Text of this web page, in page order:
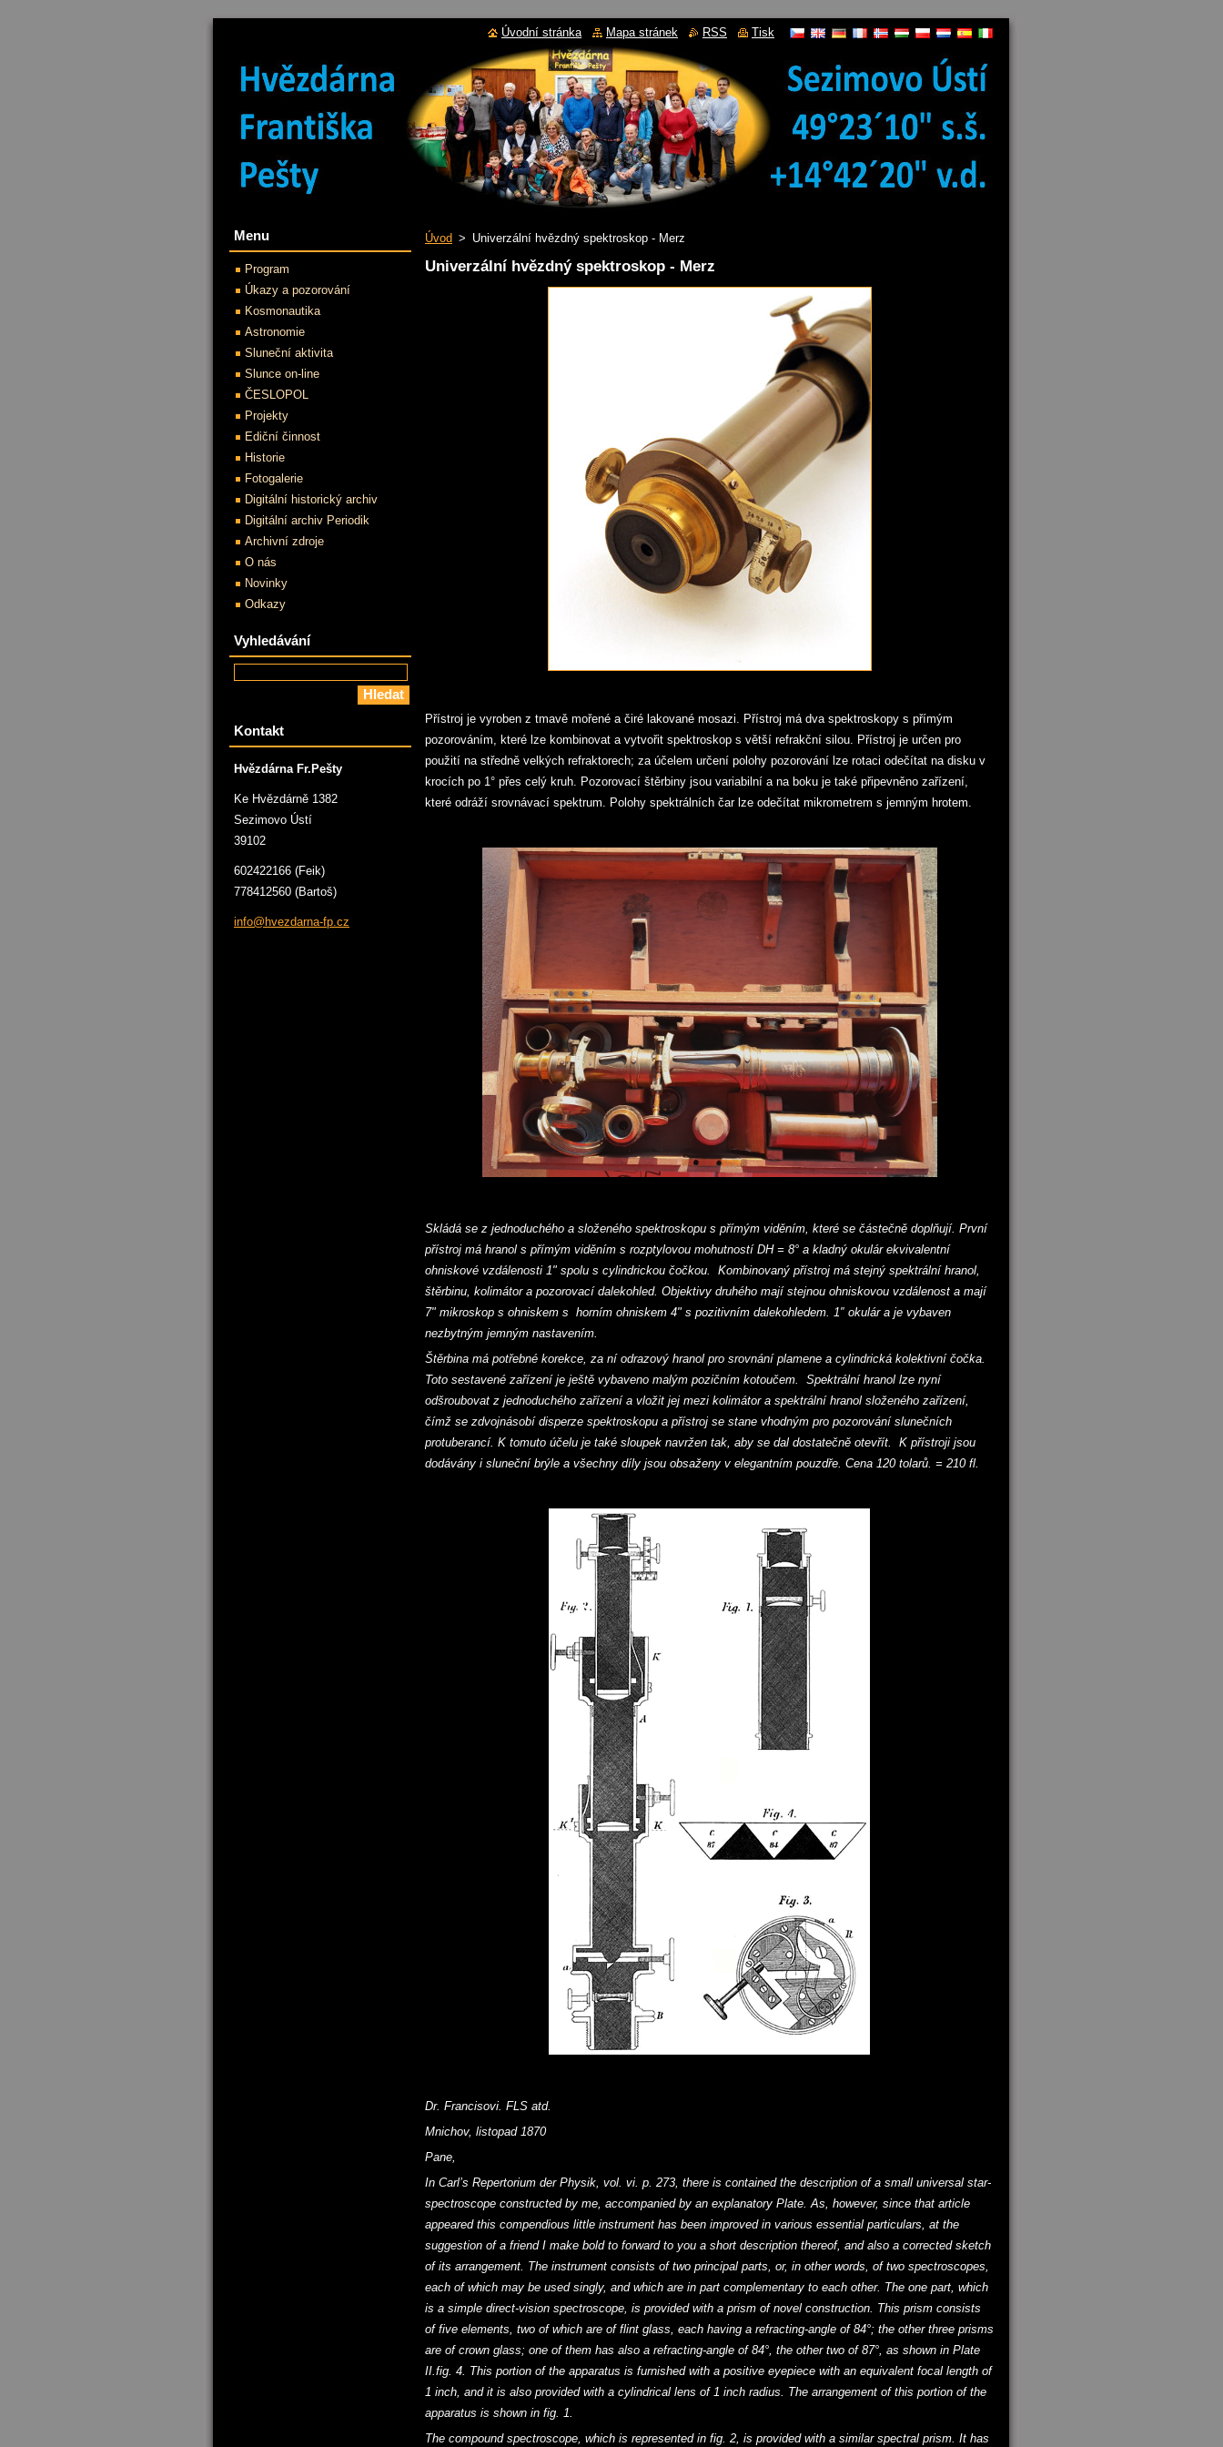
Úvod > Univerzální hvězdný spektroskop - Merz
Univerzální hvězdný spektroskop - Merz
Přístroj je vyroben z tmavě mořené a čiré lakované mosazi. Přístroj má dva spektroskopy s přímým
pozorováním, které lze kombinovat a vytvořit spektroskop s větší refrakční silou. Přístroj je určen pro
použití na středně velkých refraktorech; za účelem určení polohy pozorování lze rotaci odečítat na disku v
krocích po 1° přes celý kruh. Pozorovací štěrbiny jsou variabilní a na boku je také připevněno zařízení,
které odráží srovnávací spektrum. Polohy spektrálních čar lze odečítat mikrometrem s jemným hrotem.
Skládá se z jednoduchého a složeného spektroskopu s přímým viděním, které se částečně doplňují. První
přístroj má hranol s přímým viděním s rozptylovou mohutností DH = 8° a kladný okulár ekvivalentní
ohniskové vzdálenosti 1" spolu s cylindrickou čočkou. Kombinovaný přístroj má stejný spektrální hranol,
štěrbinu, kolimátor a pozorovací dalekohled. Objektivy druhého mají stejnou ohniskovou vzdálenost a mají
7" mikroskop s ohniskem s horním ohniskem 4" s pozitivním dalekohledem. 1″ okulár a je vybaven
nezbytným jemným nastavením.
Štěrbina má potřebné korekce, za ní odrazový hranol pro srovnání plamene a cylindrická kolektivní čočka.
Toto sestavené zařízení je ještě vybaveno malým pozičním kotoučem. Spektrální hranol lze nyní
odšroubovat z jednoduchého zařízení a vložit jej mezi kolimátor a spektrální hranol složeného zařízení,
čímž se zdvojnásobí disperze spektroskopu a přístroj se stane vhodným pro pozorování slunečních
protuberancí. K tomuto účelu je také sloupek navržen tak, aby se dal dostatečně otevřít. K přístroji jsou
dodávány i sluneční brýle a všechny díly jsou obsaženy v elegantním pouzdře. Cena 120 tolarů. = 210 fl.
Dr. Francisovi. FLS atd.
Mnichov, listopad 1870
Pane,
In Carl’s Repertorium der Physik, vol. vi. p. 273, there is contained the description of a small universal star-
spectroscope constructed by me, accompanied by an explanatory Plate. As, however, since that article
appeared this compendious little instrument has been improved in various essential particulars, at the
suggestion of a friend I make bold to forward to you a short description thereof, and also a corrected sketch
of its arrangement. The instrument consists of two principal parts, or, in other words, of two spectroscopes,
each of which may be used singly, and which are in part complementary to each other. The one part, which
is a simple direct-vision spectroscope, is provided with a prism of novel construction. This prism consists
of five elements, two of which are of flint glass, each having a refracting-angle of 84°; the other three prisms
are of crown glass; one of them has also a refracting-angle of 84°, the other two of 87°, as shown in Plate
II.fig. 4. This portion of the apparatus is furnished with a positive eyepiece with an equivalent focal length of
1 inch, and it is also provided with a cylindrical lens of 1 inch radius. The arrangement of this portion of the
apparatus is shown in fig. 1.
The compound spectroscope, which is represented in fig. 2, is provided with a similar spectral prism. It has
Menu
Program
Úkazy a pozorování
Kosmonautika
Astronomie
Sluneční aktivita
Slunce on-line
ČESLOPOL
Projekty
Ediční činnost
Historie
Fotogalerie
Digitální historický archiv
Digitální archiv Periodik
Archivní zdroje
O nás
Novinky
Odkazy
Vyhledávání
Kontakt
Hvězdárna Fr.Pešty
Ke Hvězdárně 1382
Sezimovo Ústí
39102
602422166 (Feik)
778412560 (Bartoš)
info@hvezdarna-fp.cz
Úvodní stránka Mapa stránek RSS Tisk